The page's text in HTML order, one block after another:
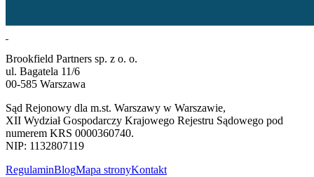
Brookfield Partners sp. z o. o.
ul. Bagatela 11/6
00-585 Warszawa
Sąd Rejonowy dla m.st. Warszawy w Warszawie,
XII Wydział Gospodarczy Krajowego Rejestru Sądowego pod
numerem KRS 0000360740.
NIP: 1132807119
RegulaminBlogMapa stronyKontakt